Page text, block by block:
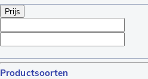
Prijs
Productsoorten